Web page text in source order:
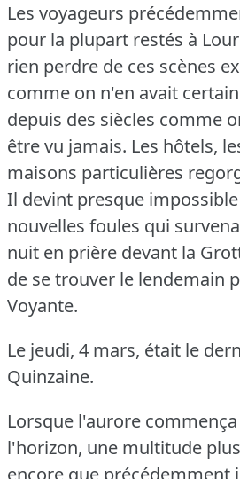
Les voyageurs
pour la plupart restés à
rien perdre de ces scènes
comme on n'en avait
depuis des siècles comme
être vu jamais. Les hôtels,
maisons particulières
Il devint presque
nouvelles foules qui
nuit en prière devant la
de se trouver le lendemain
Voyante.
Le jeudi, 4 mars, était le
Quinzaine.
Lorsque l'aurore
l'horizon, une multitude